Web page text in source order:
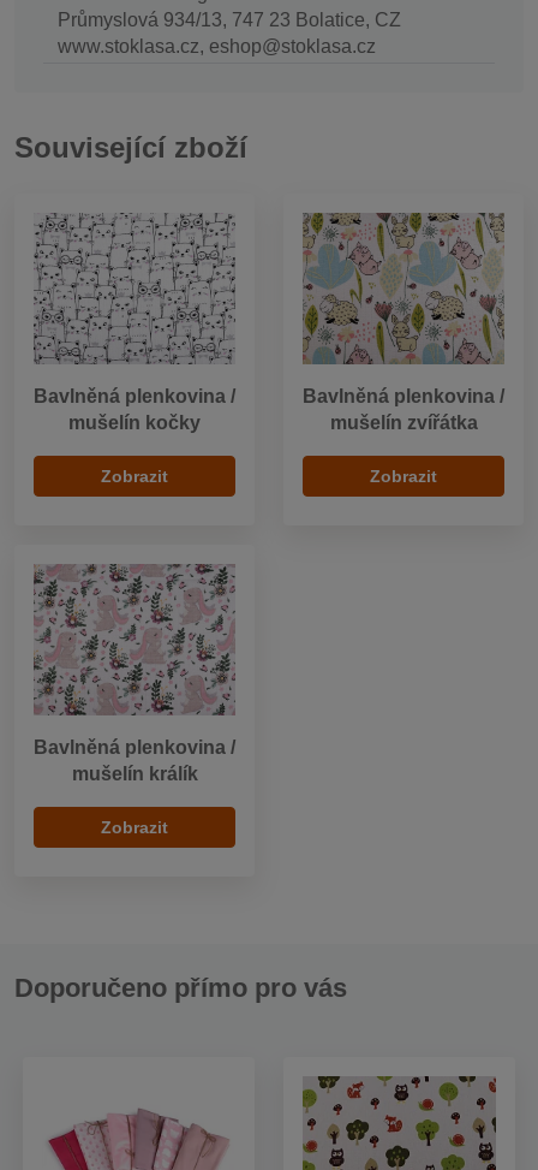
Průmyslová 934/13, 747 23 Bolatice, CZ
www.stoklasa.cz, eshop@stoklasa.cz
Související zboží
Bavlněná plenkovina /
mušelín kočky
Zobrazit
Bavlněná plenkovina /
mušelín zvířátka
Zobrazit
Bavlněná plenkovina /
mušelín králík
Zobrazit
Doporučeno přímo pro vás